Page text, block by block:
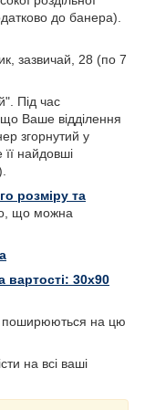
до банера).
зазвичай, 28 (по 7
Під час
Ваше відділення
згорнутий у
найдовші
розміру та
що можна
вартості: 30х90
поширюються на цю
на всі ваші